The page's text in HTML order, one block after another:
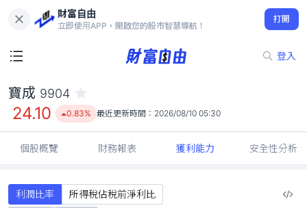
財富自由
立即使用APP，開啟您的股市智慧導航！
打開
登入
24.10
0.83%
寶成 9904
24.10 0.83% 最近更新時間： 2026/08/10 05:30
個股概覽 財務報表 獲利能力 安全性分析
利潤比率 所得稅佔稅前淨利比